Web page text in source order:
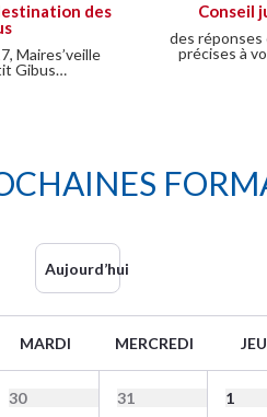
des
Maires’veille
Gibus…
Conseil
des
précises à
Aujourd’hui
MARDI MERCREDI
30 31 1